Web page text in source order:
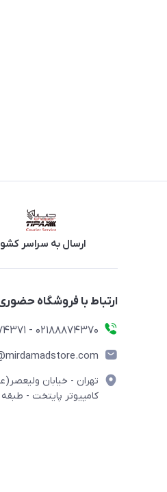
ارسال به سراسر
ارتباط با فروشگاه
02188874370 - 02188874371
تهران - خیابان
کامپیوتر پایتخت - طبقه